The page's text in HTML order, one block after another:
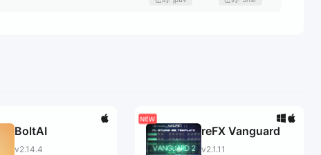
BoltAI
v2.14.4
reFX Vanguard
v2.1.11